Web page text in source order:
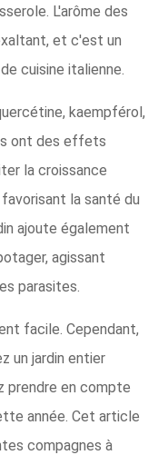
L'arôme des
et c'est un
cuisine italienne.
kaempférol,
ont des effets
la croissance
la santé du
ajoute également
agissant
parasites.
facile. Cependant,
un jardin entier
prendre en compte
année. Cet article
compagnes à